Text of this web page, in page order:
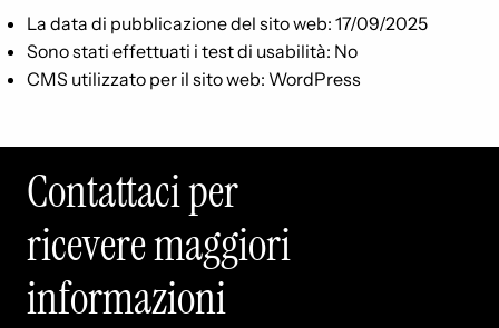
La data di pubblicazione del sito web: 17/09/2025
Sono stati effettuati i test di usabilità: No
CMS utilizzato per il sito web: WordPress
Contattaci per
ricevere maggiori
informazioni